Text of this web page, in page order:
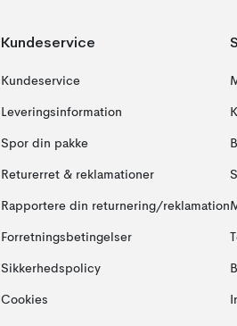
Kundeservice
Kundeservice
Leveringsinformation
Spor din pakke
Returerret & reklamationer
Rapportere din returnering/reklamation
Forretningsbetingelser
Sikkerhedspolicy
Cookies